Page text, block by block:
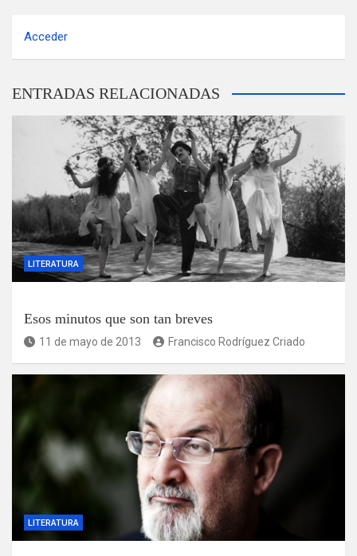
Acceder
ENTRADAS RELACIONADAS
LITERATURA
Esos minutos que son tan breves
11 de mayo de 2013 Francisco Rodríguez Criado
LITERATURA